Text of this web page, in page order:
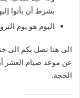
بشرط أن يأتوا
اليوم هو يوم
الى هنا نصل بكم الى
عن موعد صيام العشر
الحجة.